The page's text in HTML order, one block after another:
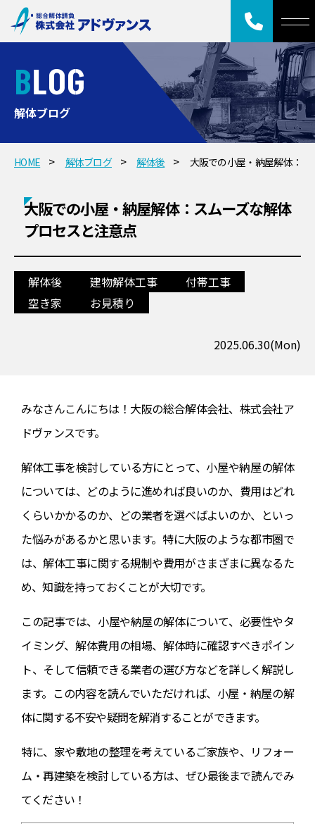
BLOG
解体ブログ
HOME 解体ブログ 解体後 大阪での小屋・納屋解体：
大阪での小屋・納屋解体：スムーズな解体
プロセスと注意点
解体後 建物解体工事
付帯工事
空き家
お見積り
2025.06.30(Mon)
みなさんこんにちは！大阪の総合解体会社、株式会社ア
ドヴァンスです。
解体工事を検討している方にとって、小屋や納屋の解体
については、どのように進めれば良いのか、費用はどれ
くらいかかるのか、どの業者を選べばよいのか、といっ
た悩みがあるかと思います。特に大阪のような都市圏で
は、解体工事に関する規制や費用がさまざまに異なるた
め、知識を持っておくことが大切です。
この記事では、小屋や納屋の解体について、必要性やタ
イミング、解体費用の相場、解体時に確認すべきポイン
ト、そして信頼できる業者の選び方などを詳しく解説し
ます。この内容を読んでいただければ、小屋・納屋の解
体に関する不安や疑問を解消することができます。
特に、家や敷地の整理を考えているご家族や、リフォー
ム・再建築を検討している方は、ぜひ最後まで読んでみ
てください！